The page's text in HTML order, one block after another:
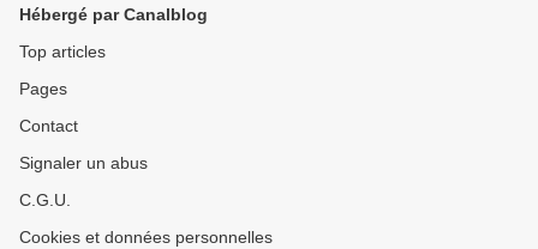
Hébergé par Canalblog
Top articles
Pages
Contact
Signaler un abus
C.G.U.
Cookies et données personnelles